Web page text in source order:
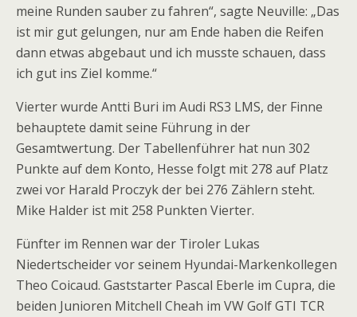
meine Runden sauber zu fahren“, sagte Neuville: „Das
ist mir gut gelungen, nur am Ende haben die Reifen
dann etwas abgebaut und ich musste schauen, dass
ich gut ins Ziel komme.“
Vierter wurde Antti Buri im Audi RS3 LMS, der Finne
behauptete damit seine Führung in der
Gesamtwertung. Der Tabellenführer hat nun 302
Punkte auf dem Konto, Hesse folgt mit 278 auf Platz
zwei vor Harald Proczyk der bei 276 Zählern steht.
Mike Halder ist mit 258 Punkten Vierter.
Fünfter im Rennen war der Tiroler Lukas
Niedertscheider vor seinem Hyundai-Markenkollegen
Theo Coicaud. Gaststarter Pascal Eberle im Cupra, die
beiden Junioren Mitchell Cheah im VW Golf GTI TCR